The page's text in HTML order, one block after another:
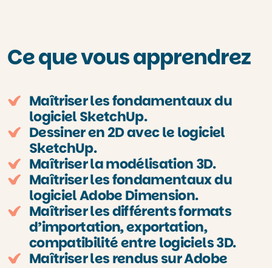
Ce que vous apprendrez
Maîtriser les fondamentaux du
logiciel SketchUp.
Dessiner en 2D avec le logiciel
SketchUp.
Maîtriser la modélisation 3D.
Maîtriser les fondamentaux du
logiciel Adobe Dimension.
Maîtriser les différents formats
d’importation, exportation,
compatibilité entre logiciels 3D.
Maîtriser les rendus sur Adobe